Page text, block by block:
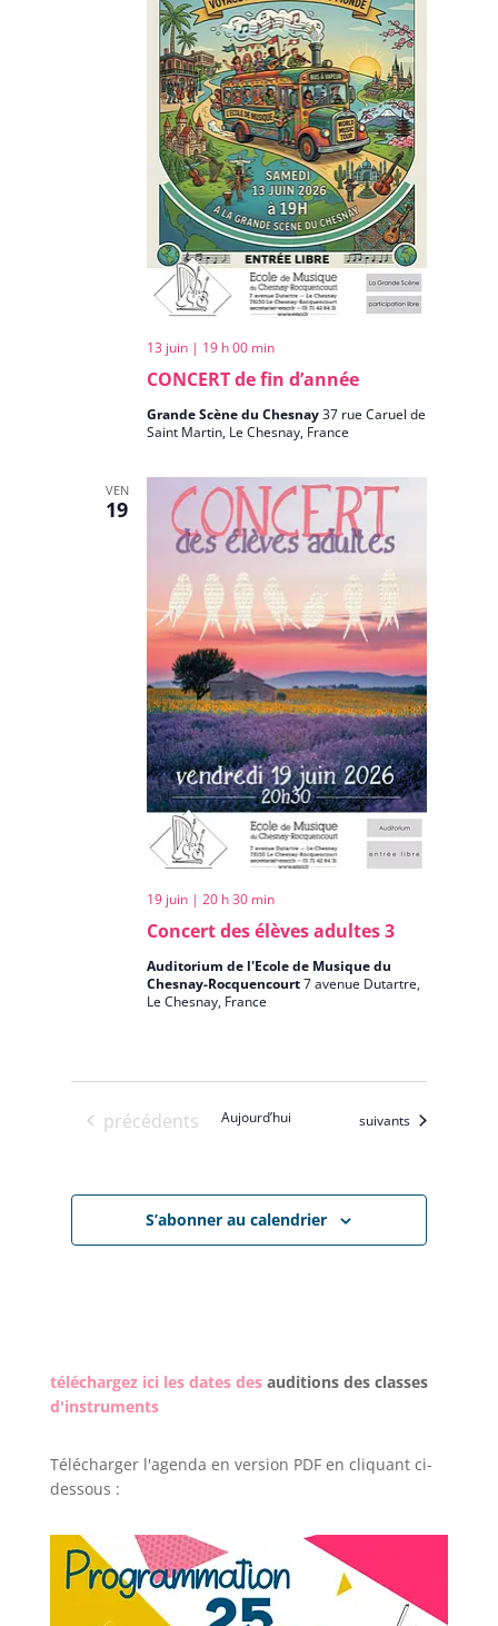
CONCERT de fin d’année
13 juin | 19 h 00 min
Grande Scène du Chesnay37 rue Caruel de
Saint Martin, Le Chesnay, France
VEN
19
Concert des élèves adultes 3
19 juin | 20 h 30 min
Auditorium de l'Ecole de Musique du
Chesnay-Rocquencourt7 avenue Dutartre,
Le Chesnay, France
Évènements
précédents Aujourd’hui Évènements
suivants
S’abonner au calendrier
téléchargez ici les dates des auditions des classes
d'instruments
Télécharger l'agenda en version PDF en cliquant ci-
dessous :